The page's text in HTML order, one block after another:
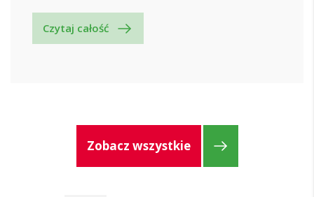
Czytaj całość
Zobacz wszystkie